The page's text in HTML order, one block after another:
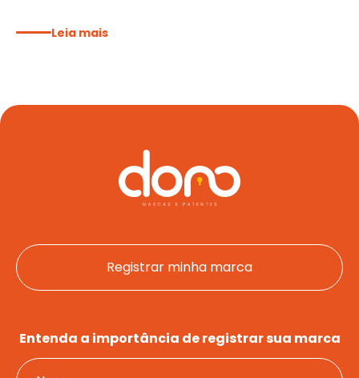
Leia mais
Registrar minha marca
Entenda a importância de registrar sua marca